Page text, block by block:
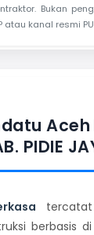
Bukan
atau kanal resmi
PIDIE
berbasis